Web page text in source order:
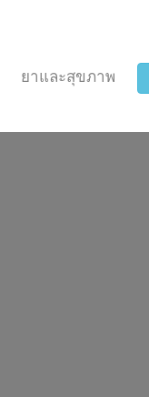
ยาและสุขภาพ